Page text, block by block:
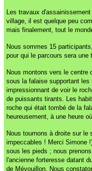
Les travaux
village, il est quelque peu
mais finalement, tout le
Nous sommes 15
pour qui le parcours sera une
Nous montons vers le centre
sous la falaise supportant
impressionnant de voir le
de puissants tirants. Les
roche qui était tombé de la
heureusement, à une heure
Nous tournons à droite sur le
impeccables ! Merci Simone
sous les pieds ; nous
l'ancienne forteresse datant
de Mévouillon. Nous